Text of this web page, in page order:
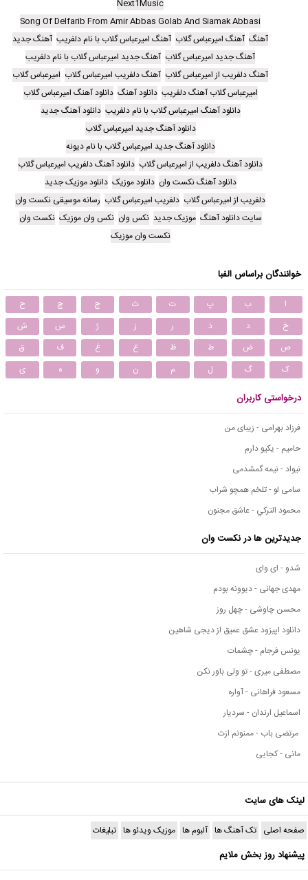
Next1Music
Song Of Delfarib From Amir Abbas Golab And Siamak Abbasi
آهنگ آهنگ امیرعباس گلاب آهنگ امیرعباس گلاب با نام دلفریب آهنگ جدید
آهنگ جدید امیرعباس گلاب آهنگ جدید امیرعباس گلاب با نام دلفریب
آهنگ دلفریب از امیرعباس گلاب آهنگ دلفریب امیرعباس گلاب امیرعباس گلاب
امیرعباس گلاب آهنگ دلفریب دانلود آهنگ دانلود آهنگ امیرعباس گلاب
دانلود آهنگ امیرعباس گلاب با نام دلفریب دانلود آهنگ جدید
دانلود آهنگ جدید امیرعباس گلاب
دانلود آهنگ جدید امیرعباس گلاب با نام دیونه
دانلود آهنگ دلفریب از امیرعباس گلاب دانلود آهنگ دلفریب امیرعباس گلاب
دانلود آهنگ نکست وان دانلود موزیک دانلود موزیک جدید
دلفریب از امیرعباس گلاب دلفریب امیرعباس گلاب رسانه موسیقی نکست وان
سایت دانلود آهنگ موزیک جدید نکس وان نکس وان موزیک نکست وان
نکست وان موزیک
خوانندگان براساس الفبا
ا ب پ ت ث ج چ
ح
خ
د ذ ر ز ژ س
ش
ص
ض ط ظ ع غ ف
ق
ک
گ ل م ن و ه ی
درخواستی کاربران
فرزاد بهرامی - زیبای من
حامیم - یکیو دارم
نیواد - نیمه گمشدمی
سامی لو - تلخم همچو شراب
محمود التركي - عاشق مجنون
جدیدترین ها در نکست وان
شدو - ای وای
مهدی جهانی - دیوونه بودم
محسن چاوشی - چهل روز
دانلود اپیزود عشق عمیق از دیجی شاهین
یونس فرجام - چشمات
مصطفی میری - تو ولی باور نکن
مسعود فراهانی - آواره
اسماعیل ارندان - سردیار
مرتضی باب - ممنونم ازت
مانی - کجایی
لینک های سایت
صفحه اصلی تک آهنگ ها آلبوم ها موزیک ویدئو ها تبلیغات
پیشنهاد روز بخش ملایم